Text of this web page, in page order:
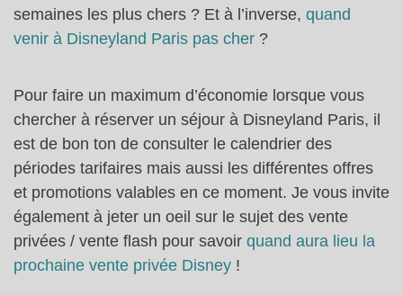
semaines les plus chers ? Et à l’inverse, quand
venir à Disneyland Paris pas cher ?
Pour faire un maximum d’économie lorsque vous
chercher à réserver un séjour à Disneyland Paris, il
est de bon ton de consulter le calendrier des
périodes tarifaires mais aussi les différentes offres
et promotions valables en ce moment. Je vous invite
également à jeter un oeil sur le sujet des vente
privées / vente flash pour savoir quand aura lieu la
prochaine vente privée Disney !